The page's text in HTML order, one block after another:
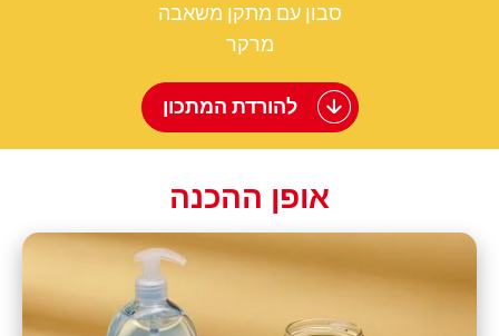
סבון עם מתקן משאבה
מרקר
להורדת המתכון
אופן ההכנה